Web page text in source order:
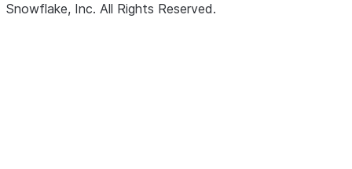
Snowflake, Inc. All Rights Reserved.